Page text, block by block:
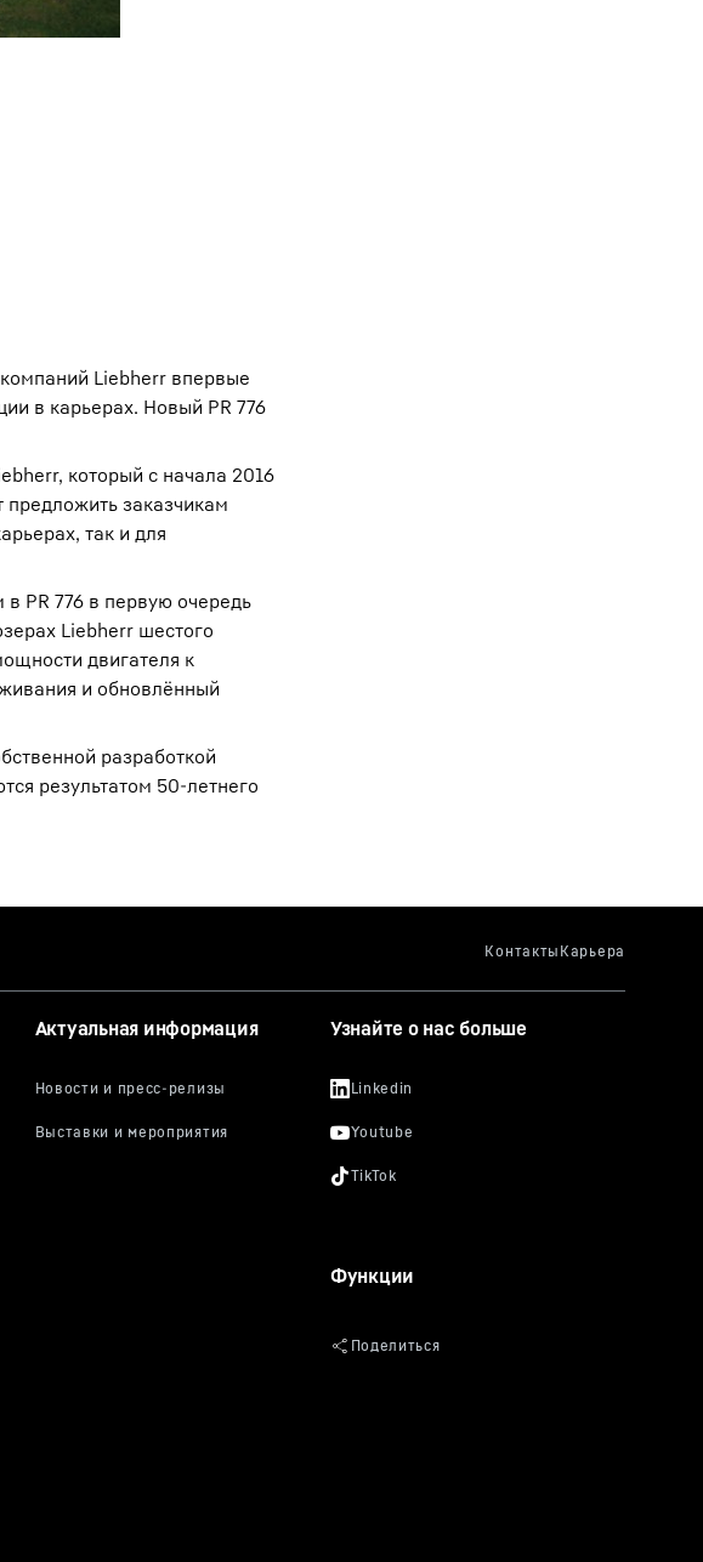
Liebherr впервые
в карьерах. Новый PR 776
который с начала 2016
предложить заказчикам
так и для
PR 776 в первую очередь
Liebherr шестого
двигателя к
и обновлённый
разработкой
результатом 50-летнего
Актуальная информация Узнайте о нас больше
Функции